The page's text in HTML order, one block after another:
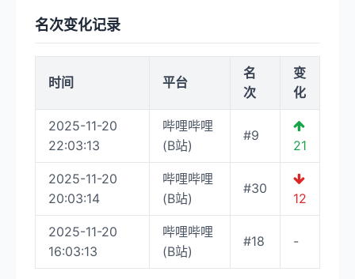
名次变化记录
时间 平台
名
次
变
化
2025-11-20
22:03:13
哔哩哔哩
(B站)
#9
21
2025-11-20
20:03:14
哔哩哔哩
(B站)
#30
12
2025-11-20
16:03:13
哔哩哔哩
(B站)
#18 -